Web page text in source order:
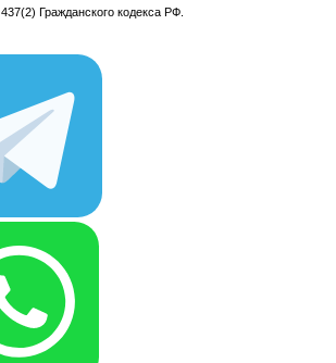
437(2) Гражданского кодекса РФ.